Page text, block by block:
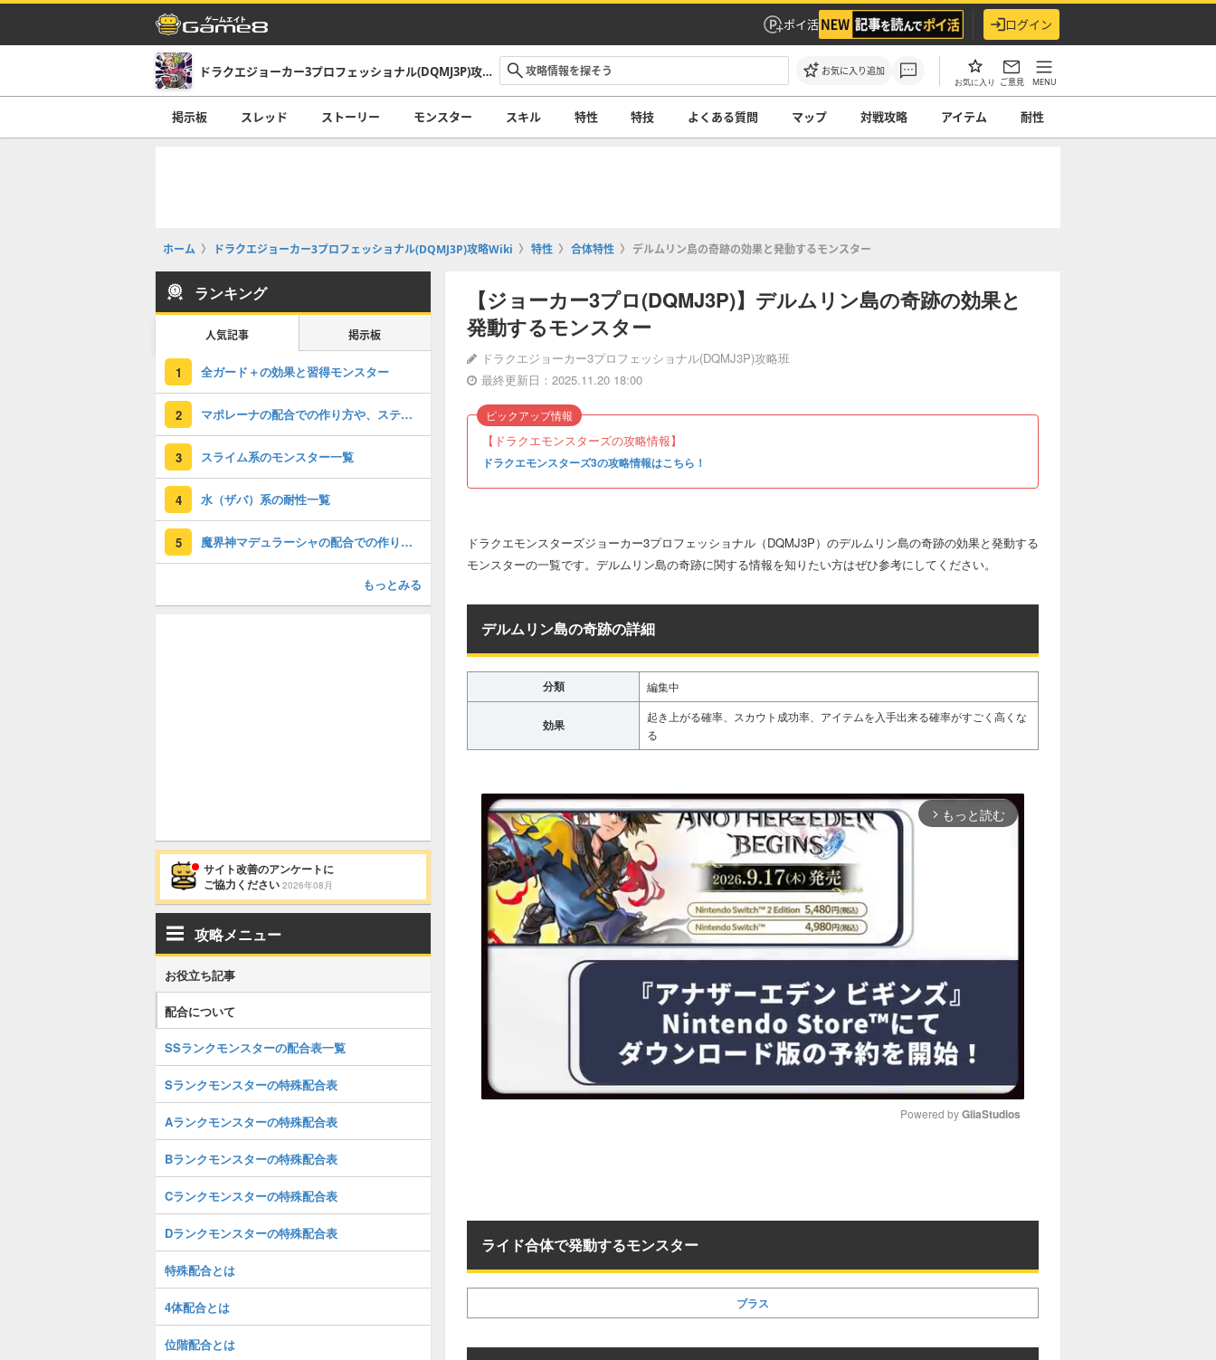
ポイ活 ログイン
ドラクエジョーカー3プロフェッショナル(DQMJ3P)攻略Wiki お気に入り追加
お気に入り ご意見 MENU
掲示板 スレッド ストーリー モンスター スキル 特性 特技 よくある質問 マップ 対戦攻略 アイテム 耐性
ホーム ドラクエジョーカー3プロフェッショナル(DQMJ3P)攻略Wiki 特性 合体特性 デルムリン島の奇跡の効果と発動するモンスター
【ジョーカー3プロ(DQMJ3P)】デルムリン島の奇跡の効果と
発動するモンスター
ドラクエジョーカー3プロフェッショナル(DQMJ3P)攻略班
最終更新日：2025.11.20 18:00
【ドラクエモンスターズの攻略情報】
ドラクエモンスターズ3の攻略情報はこちら！
ピックアップ情報
ドラクエモンスターズジョーカー3プロフェッショナル（DQMJ3P）のデルムリン島の奇跡の効果と発動する
モンスターの一覧です。デルムリン島の奇跡に関する情報を知りたい方はぜひ参考にしてください。
デルムリン島の奇跡の詳細
分類 編集中
効果
起き上がる確率、スカウト成功率、アイテムを入手出来る確率がすごく高くな
る
arrow_forward_ios もっと読む
Powered by GliaStudios
ライド合体で発動するモンスター
ブラス
ランキング
人気記事 掲示板
1 全ガード＋の効果と習得モンスター
2 マポレーナの配合での作り方や、ステータスのまとめ
3 スライム系のモンスター一覧
4 水（ザバ）系の耐性一覧
5 魔界神マデュラーシャの配合での作り方や、ステータスのまとめ
もっとみる
サイト改善のアンケートに
ご協力ください 2026年08月
攻略メニュー
お役立ち記事
配合について
SSランクモンスターの配合表一覧
Sランクモンスターの特殊配合表
Aランクモンスターの特殊配合表
Bランクモンスターの特殊配合表
Cランクモンスターの特殊配合表
Dランクモンスターの特殊配合表
特殊配合とは
4体配合とは
位階配合とは